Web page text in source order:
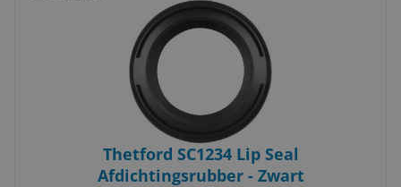
Thetford SC1234 Lip Seal
Afdichtingsrubber - Zwart